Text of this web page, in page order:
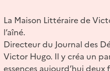
La Maison Littéraire de
l’aîné.
Directeur du Journal des
Victor Hugo. Il y créa un
essences aujourd’hui